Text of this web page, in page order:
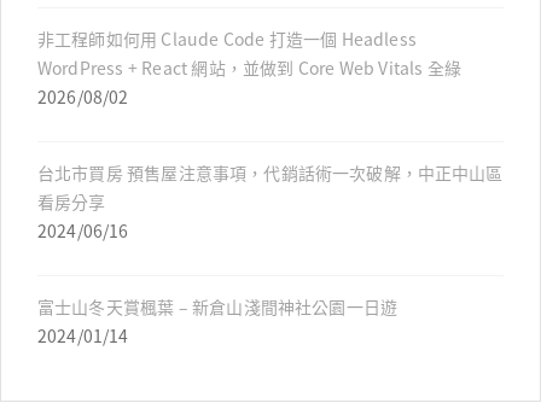
非工程師如何用 Claude Code 打造一個 Headless
WordPress + React 網站，並做到 Core Web Vitals 全綠
2026/08/02
台北市買房 預售屋注意事項，代銷話術一次破解，中正中山區
看房分享
2024/06/16
富士山冬天賞楓葉 – 新倉山淺間神社公園一日遊
2024/01/14